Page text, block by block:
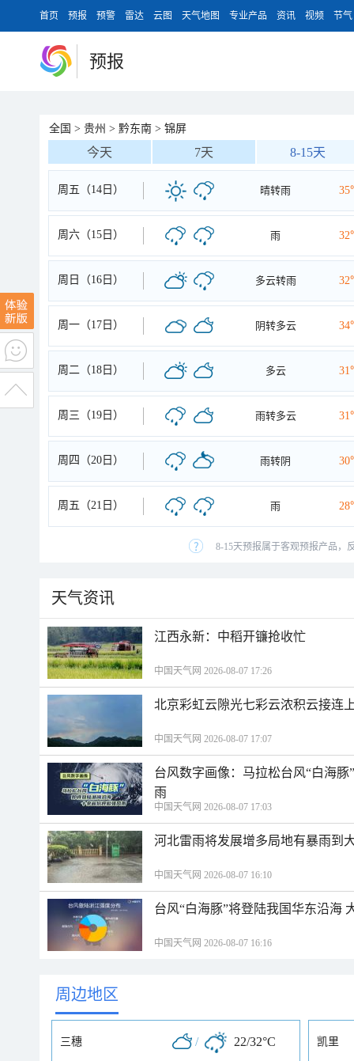
首页 预报 预警 雷达 云图 天气地图 专业产品 资讯 视频 节气
预报
全国 > 贵州 > 黔东南 > 锦屏
今天 7天 8-15天
周五（14日） 晴转雨
周六（15日） 雨
周日（16日） 多云转雨
周一（17日） 阴转多云
周二（18日） 多云
周三（19日） 雨转多云
周四（20日） 雨转阴
周五（21日） 雨
8-15天预报属于客观预报产品，
天气资讯
江西永新：中稻开镰抢收忙
中国天气网 2026-08-07 17:26
北京彩虹云隙光七彩云浓积云接连
中国天气网 2026-08-07 17:07
台风数字画像：马拉松台风“白海
雨
中国天气网 2026-08-07 17:03
河北雷雨将发展增多局地有暴雨到
中国天气网 2026-08-07 16:10
台风“白海豚”将登陆我国华东沿海
中国天气网 2026-08-07 16:16
周边地区
三穗 / 22/32°C 凯里